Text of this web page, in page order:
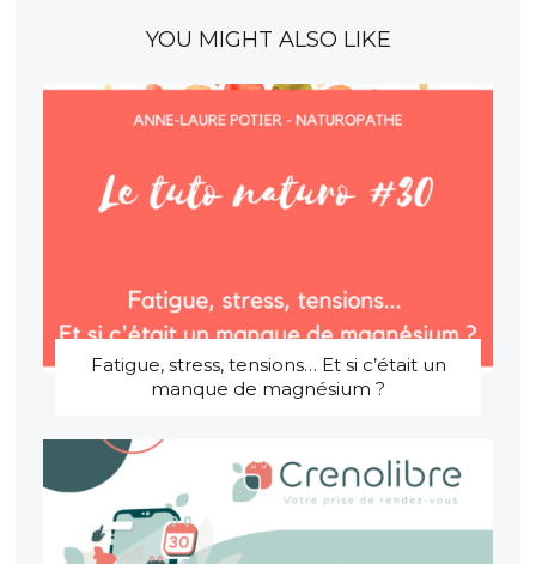
YOU MIGHT ALSO LIKE
Fatigue, stress, tensions… Et si c’était un
manque de magnésium ?